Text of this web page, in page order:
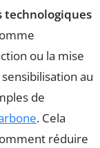
technologiques
ou la mise
au
de
. Cela
réduire